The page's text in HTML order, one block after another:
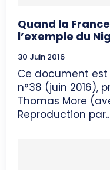
Quand la
l’exemple du
30 Juin 2016
Ce document
n°38 (juin 2016),
Thomas More
Reproduction